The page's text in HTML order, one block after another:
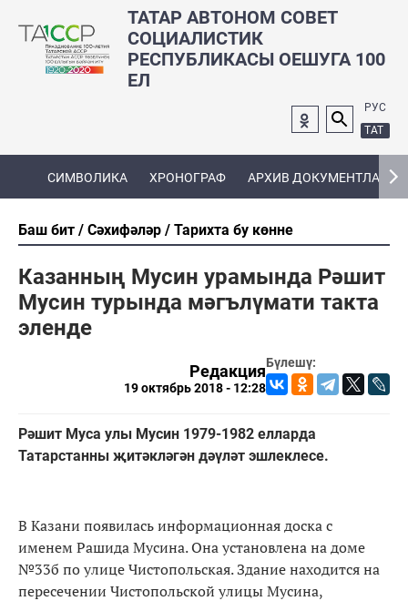
ТАТАР АВТОНОМ СОВЕТ
СОЦИАЛИСТИК
РЕСПУБЛИКАСЫ ОЕШУГА 100
ЕЛ
РУС
ТАТ
СИМВОЛИКА ХРОНОГРАФ АРХИВ ДОКУМЕНТЛАРЫ
Баш бит Сәхифәләр Тарихта бу көнне
Казанның Мусин урамында Рәшит
Мусин турында мәгълүмати такта
эленде
Бүлешү:
Редакция
19 октябрь 2018 - 12:28
Рәшит Муса улы Мусин 1979-1982 елларда
Татарстанны җитәкләгән дәүләт эшлеклесе.
В Казани появилась информационная доска с
именем Рашида Мусина. Она установлена на доме
№33б по улице Чистопольская. Здание находится на
пересечении Чистопольской улицы Мусина,